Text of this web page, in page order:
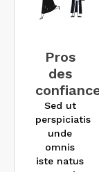
Pros
des
Sed ut
perspiciatis
unde
omnis
iste natus